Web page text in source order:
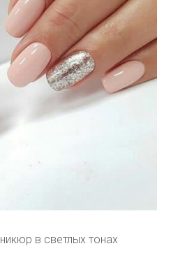
в светлых тонах